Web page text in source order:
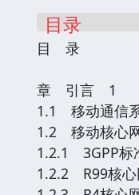
目录
目 录
章 引言 1
1.1 移动通信
1.2 移动核心
1.2.1 3GPP
1.2.2 R99核